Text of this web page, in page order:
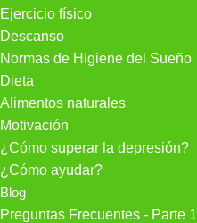
Ejercicio físico
Descanso
Normas de Higiene del Sueño
Dieta
Alimentos naturales
Motivación
¿Cómo superar la depresión?
¿Cómo ayudar?
Blog
Preguntas Frecuentes - Parte 1